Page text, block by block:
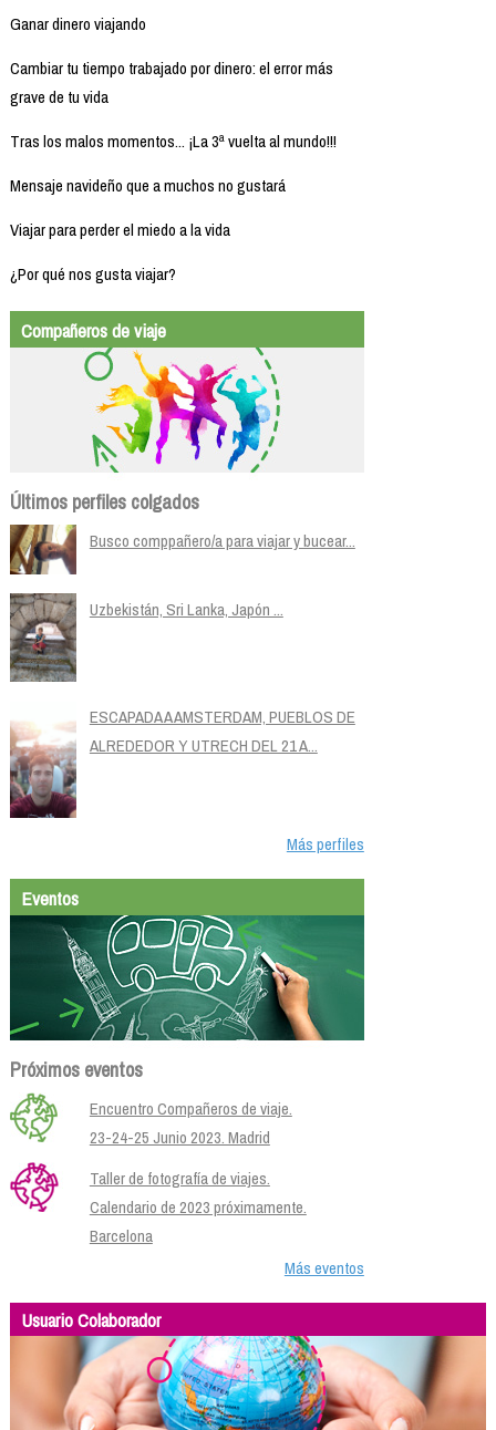
Ganar dinero viajando
Cambiar tu tiempo trabajado por dinero: el error más
grave de tu vida
Tras los malos momentos... ¡La 3ª vuelta al mundo!!!
Mensaje navideño que a muchos no gustará
Viajar para perder el miedo a la vida
¿Por qué nos gusta viajar?
Compañeros de viaje
Últimos perfiles colgados
Busco comppañero/a para viajar y bucear...
Uzbekistán, Sri Lanka, Japón ...
ESCAPADA A AMSTERDAM, PUEBLOS DE
ALREDEDOR Y UTRECH DEL 21 A...
Más perfiles
Eventos
Próximos eventos
Encuentro Compañeros de viaje.
23-24-25 Junio 2023. Madrid
Taller de fotografía de viajes.
Calendario de 2023 próximamente.
Barcelona
Más eventos
Usuario Colaborador